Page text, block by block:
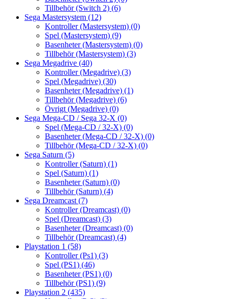
Tillbehör (Switch 2) (6)
Sega Mastersystem (12)
Kontroller (Mastersystem) (0)
Spel (Mastersystem) (9)
Basenheter (Mastersystem) (0)
Tillbehör (Mastersystem) (3)
Sega Megadrive (40)
Kontroller (Megadrive) (3)
Spel (Megadrive) (30)
Basenheter (Megadrive) (1)
Tillbehör (Megadrive) (6)
Övrigt (Megadrive) (0)
Sega Mega-CD / Sega 32-X (0)
Spel (Mega-CD / 32-X) (0)
Basenheter (Mega-CD / 32-X) (0)
Tillbehör (Mega-CD / 32-X) (0)
Sega Saturn (5)
Kontroller (Saturn) (1)
Spel (Saturn) (1)
Basenheter (Saturn) (0)
Tillbehör (Saturn) (4)
Sega Dreamcast (7)
Kontroller (Dreamcast) (0)
Spel (Dreamcast) (3)
Basenheter (Dreamcast) (0)
Tillbehör (Dreamcast) (4)
Playstation 1 (58)
Kontroller (Ps1) (3)
Spel (PS1) (46)
Basenheter (PS1) (0)
Tillbehör (PS1) (9)
Playstation 2 (435)